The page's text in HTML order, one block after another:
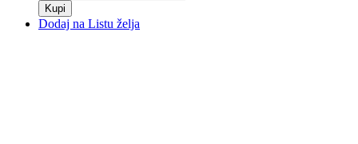
Kupi
Dodaj na Listu želja